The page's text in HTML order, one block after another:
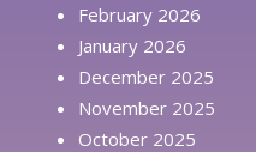
February 2026
January 2026
December 2025
November 2025
October 2025